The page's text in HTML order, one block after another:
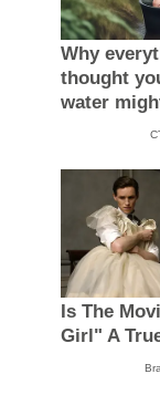
Why
thought
water
Is The
Girl" A